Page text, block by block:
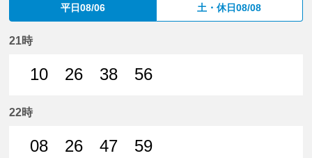
平日08/06 土・休日08/08
21時
10
26
38
56
22時
08
26
47
59